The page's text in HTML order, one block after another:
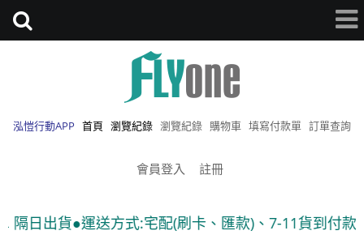
泓愷行動APP 首頁 瀏覽紀錄 瀏覽紀錄 購物車 填寫付款單 訂單查詢
會員登入 註冊
:宅配(刷卡、匯款)、7-11貨到付款 ●隨貨附發票